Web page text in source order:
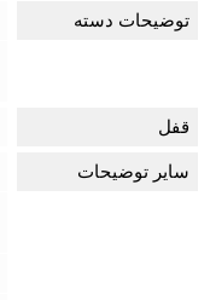
توضیحات دسته
قفل
سایر توضیحات